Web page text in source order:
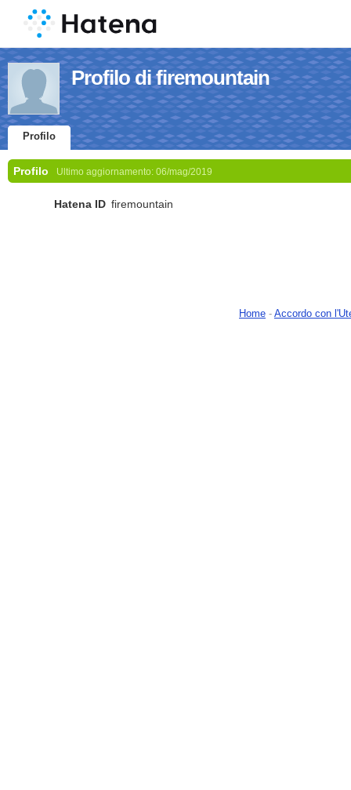
Profilo di firemountain
Profilo
Profilo Ultimo aggiornamento: 06/mag/2019
Hatena ID firemountain
Home - Accordo con